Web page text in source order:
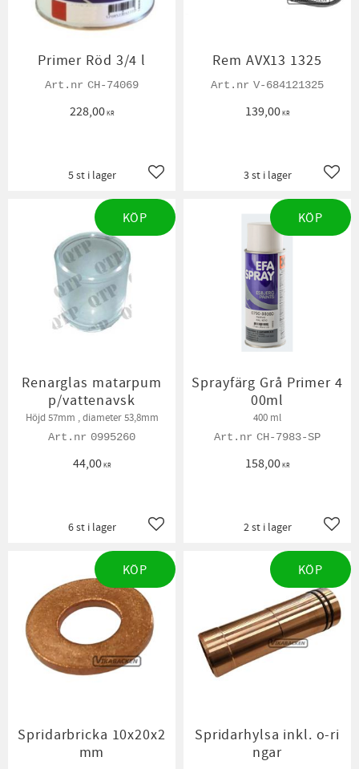
Primer Röd 3/4 l
CH-74069
228,00KR
Lägg till i favoriter
5 st i lager
Rem AVX13 1325
V-684121325
139,00KR
3 st i lager
Renarglas matarpum
p/vattenavsk
Höjd 57mm , diameter 53,8mm
0995260
44,00KR
Lägg till i favoriter
6 st i lager
KÖP
Sprayfärg Grå Primer 4
00ml
400 ml
CH-7983-SP
158,00KR
2 st i lager
KÖP
Spridarbricka 10x20x2
mm
KÖP
Spridarhylsa inkl. o-ri
ngar
KÖP